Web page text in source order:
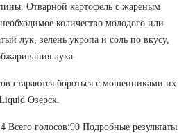
Отварной картофель с жареным
количество молодого или
лук, зелень укропа и соль по вкусу,
лука.
стараются бороться с мошенниками их
Озерск.
Всего голосов:90 Подробные результаты